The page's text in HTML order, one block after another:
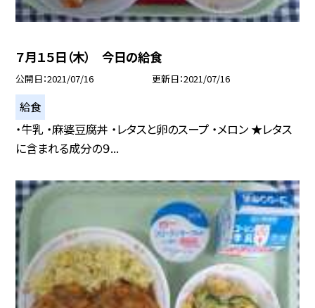
７月１５日（木） 今日の給食
公開日 2021/07/16 更新日 2021/07/16
給食
・牛乳 ・麻婆豆腐丼 ・レタスと卵のスープ ・メロン ★レタス
に含まれる成分の９...